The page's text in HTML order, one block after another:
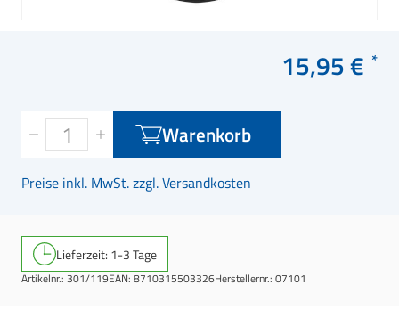
15,95 €
Warenkorb
Preise inkl. MwSt. zzgl. Versandkosten
Lieferzeit: 1-3 Tage
Artikelnr.: 301/119EAN: 8710315503326Herstellernr.: 07101